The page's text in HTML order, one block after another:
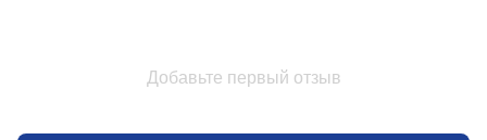
Добавьте первый отзыв